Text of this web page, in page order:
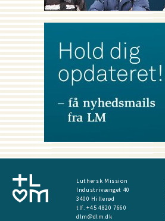
Luthersk Mission
Industrivænget 40
3400 Hillerød
tlf. +45 4820 7660
dlm@dlm.dk